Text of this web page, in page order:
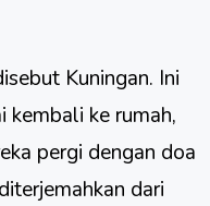
Kuningan. Ini
ke rumah,
pergi dengan doa
dari